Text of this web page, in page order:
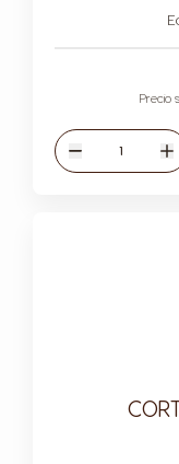
Disminuir
Cantidad